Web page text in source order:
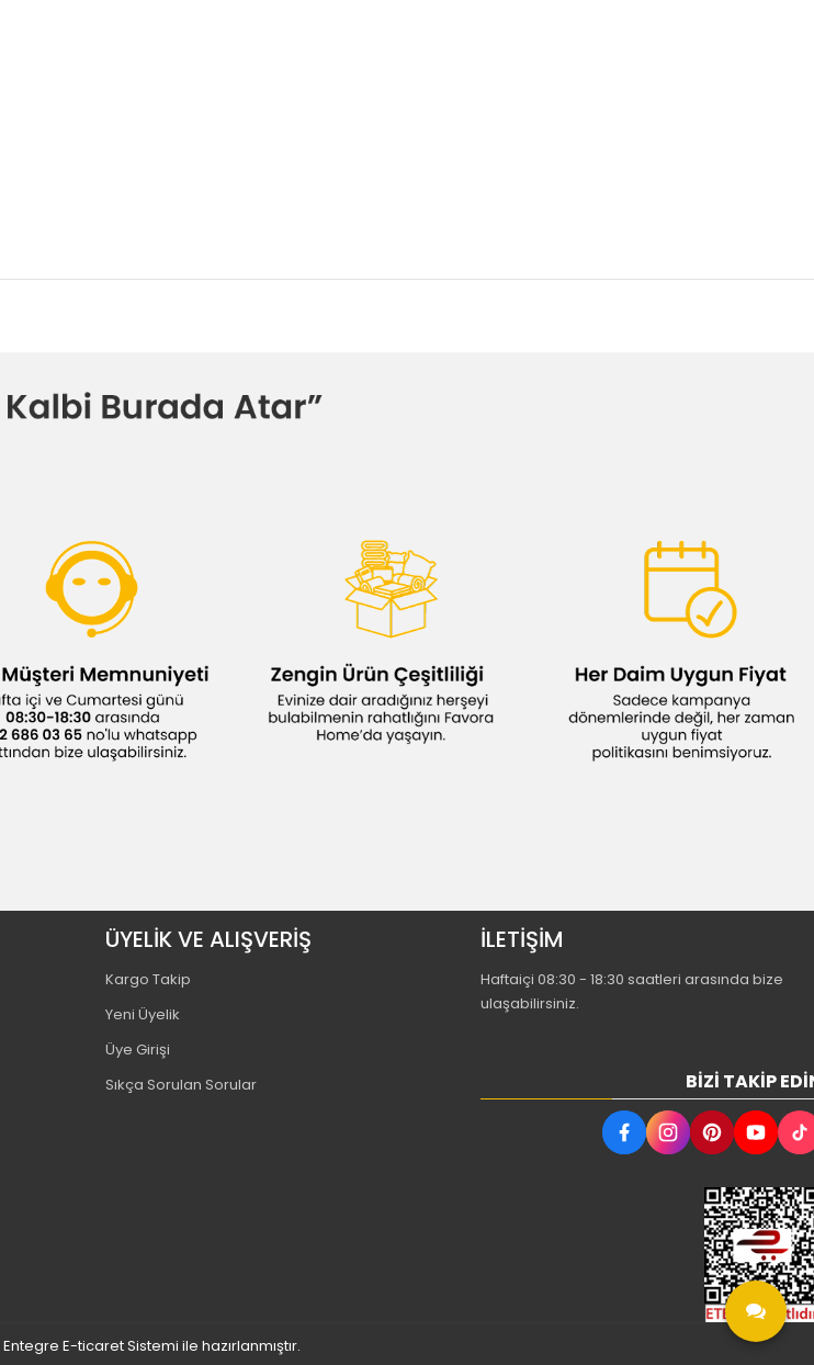
ÜYELİK VE ALIŞVERİŞ
Kargo Takip
Yeni Üyelik
Üye Girişi
Sıkça Sorulan Sorular
İLETİŞİM
Haftaiçi 08:30 - 18:30 saatleri arasında bize
ulaşabilirsiniz.
BIZI TAKIP
Entegre E-ticaret Sistemi ile hazırlanmıştır.